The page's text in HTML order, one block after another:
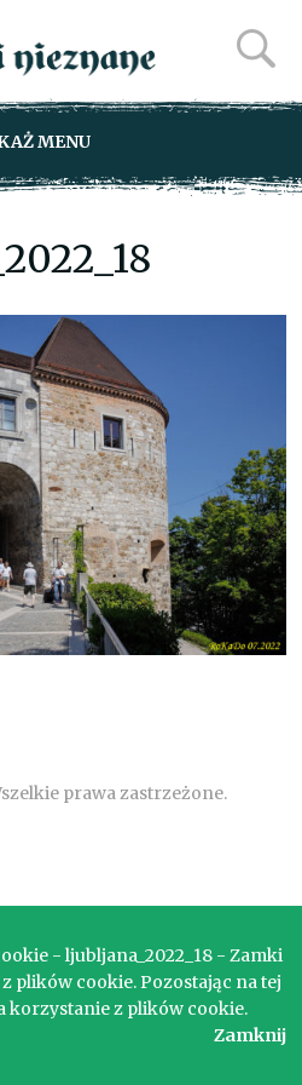
MENU
prawa zastrzeżone.
- ljubljana_2022_18 - Zamki
plików cookie. Pozostając na tej
korzystanie z plików cookie.
Zamknij